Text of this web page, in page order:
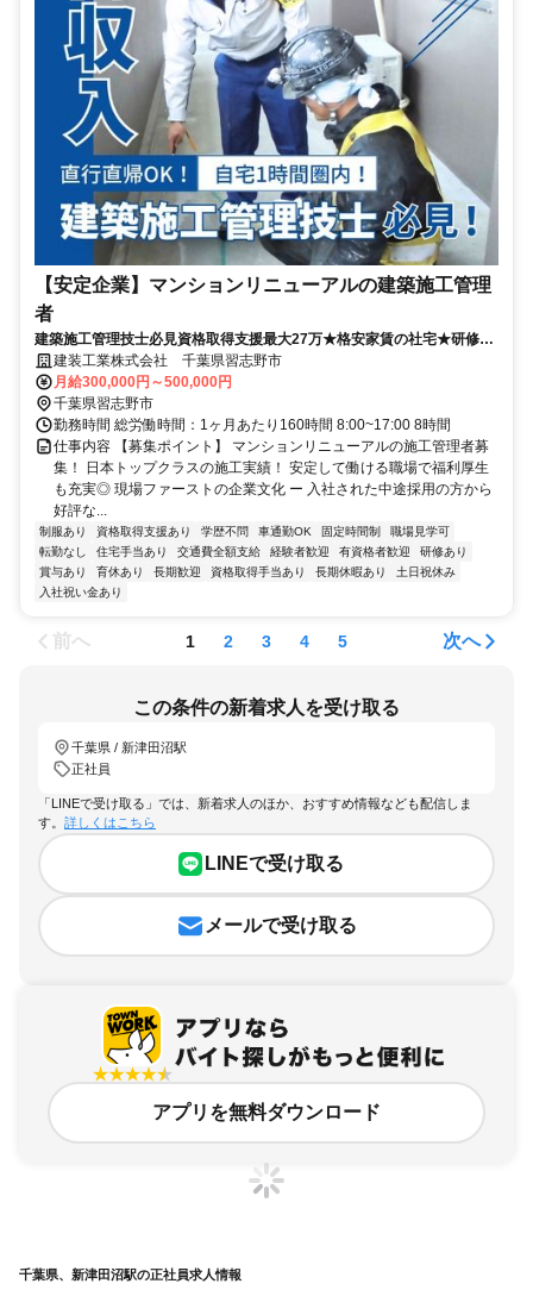
【安定企業】マンションリニューアルの建築施工管理
者
建築施工管理技士必見資格取得支援最大27万★格安家賃の社宅★研修あ
り 建装工業株式会社 千葉県習志野市
月給300,000円～500,000円
千葉県習志野市
勤務時間 総労働時間：1ヶ月あたり160時間 8:00~17:00 8時間
仕事内容 【募集ポイント】 マンションリニューアルの施工管理者募
集！ 日本トップクラスの施工実績！ 安定して働ける職場で福利厚生
も充実◎ 現場ファーストの企業文化 ー 入社された中途採用の方から
好評な...
制服あり 資格取得支援あり 学歴不問 車通勤OK 固定時間制
職場見学可
転勤なし
住宅手当あり 交通費全額支給 経験者歓迎 有資格者歓迎
研修あり
賞与あり
育休あり 長期歓迎 資格取得手当あり 長期休暇あり
土日祝休み
入社祝い金あり
前へ 1 2 3 4 5 次へ
この条件の新着求人を受け取る
千葉県 / 新津田沼駅
正社員
「LINEで受け取る」では、新着求人のほか、おすすめ情報なども配信しま
す。 詳しくはこちら
LINEで受け取る
メールで受け取る
アプリを無料ダウンロード
千葉県、新津田沼駅の正社員求人情報